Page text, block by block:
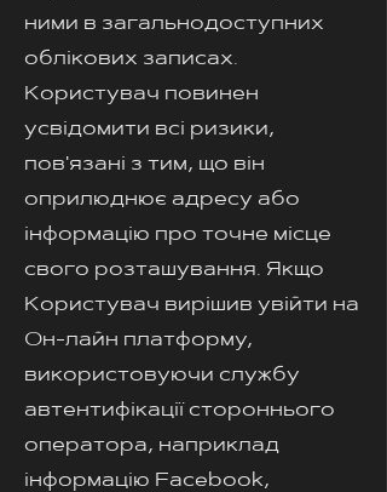
ними в загальнодоступних
облікових записах.
Користувач повинен
усвідомити всі ризики,
пов'язані з тим, що він
оприлюднює адресу або
інформацію про точне місце
свого розташування. Якщо
Користувач вирішив увійти на
Он-лайн платформу,
використовуючи службу
автентифікації стороннього
оператора, наприклад
інформацію Facebook,